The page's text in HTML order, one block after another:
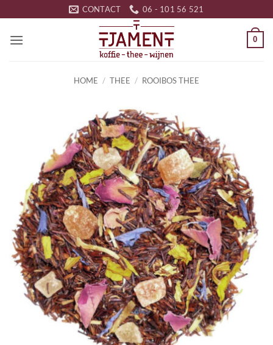
naar
inhoud
CONTACT 06 - 101 56 521
0
HOME / THEE / ROOIBOS THEE